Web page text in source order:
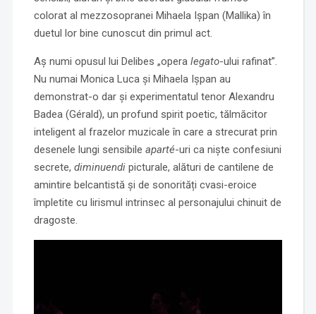
colorat al mezzosopranei Mihaela Ișpan (Mallika) în
duetul lor bine cunoscut din primul act.
Aș numi opusul lui Delibes „opera legato-ului rafinat”.
Nu numai Monica Luca și Mihaela Ișpan au
demonstrat-o dar și experimentatul tenor Alexandru
Badea (Gérald), un profund spirit poetic, tălmăcitor
inteligent al frazelor muzicale în care a strecurat prin
desenele lungi sensibile aparté-uri ca niște confesiuni
secrete, diminuendipicturale, alături de cantilene de
amintire belcantistă și de sonorități cvasi-eroice
împletite cu lirismul intrinsec al personajului chinuit de
dragoste.